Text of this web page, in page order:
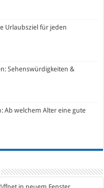
Urlaubsziel für jeden
Sehenswürdigkeiten &
Ab welchem Alter eine gute